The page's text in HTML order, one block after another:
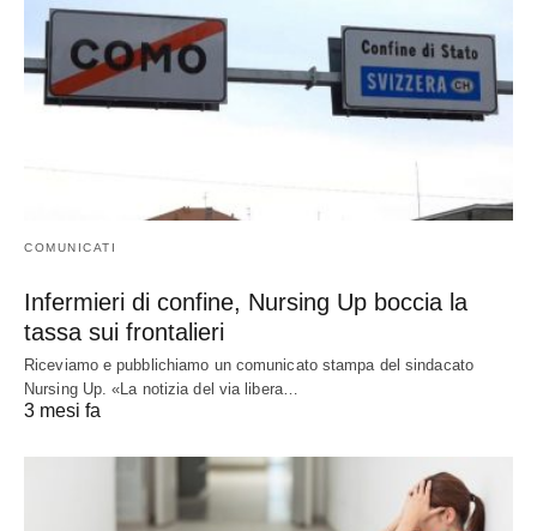
COMUNICATI
Infermieri di confine, Nursing Up boccia la
tassa sui frontalieri
Riceviamo e pubblichiamo un comunicato stampa del sindacato
Nursing Up. «La notizia del via libera…
3 mesi fa